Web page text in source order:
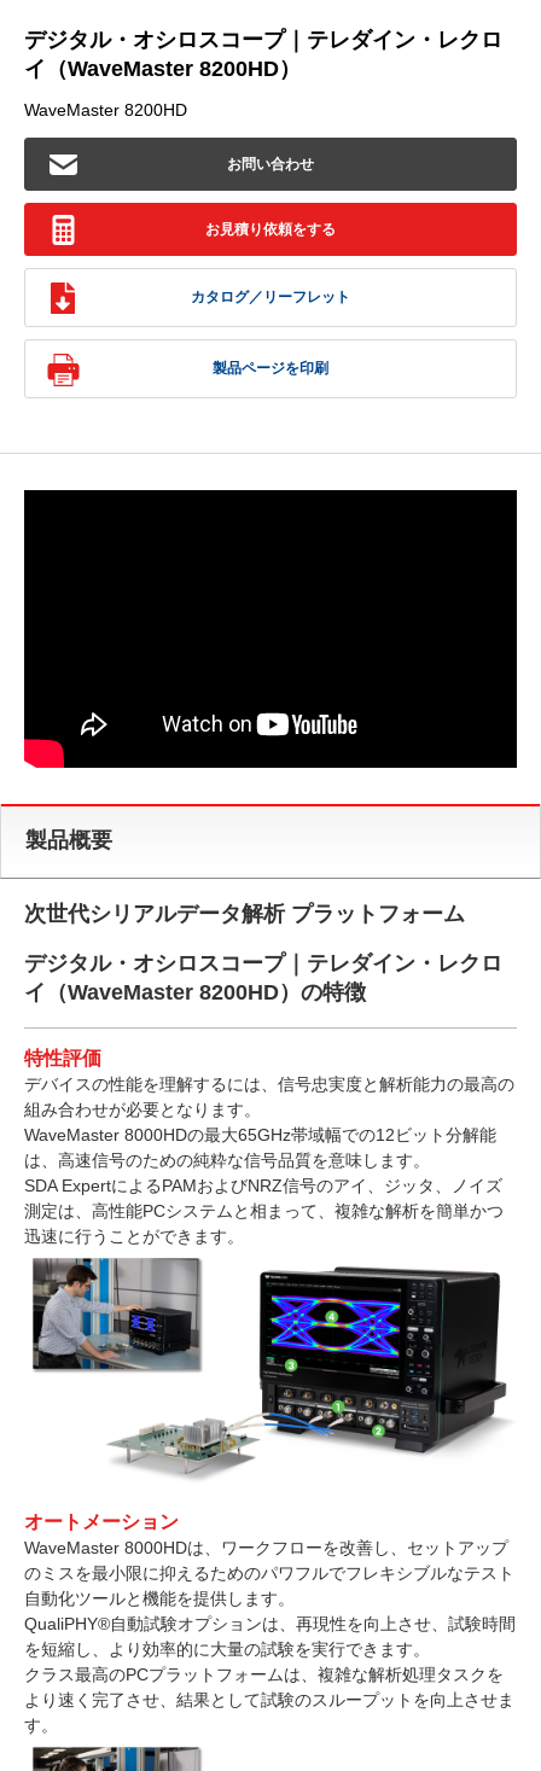
デジタル・オシロスコープ｜テレダイン・レクロ
イ（WaveMaster 8200HD）
WaveMaster 8200HD
お問い合わせ
お見積り依頼をする
カタログ／リーフレット
製品ページを印刷
製品概要
次世代シリアルデータ解析 プラットフォーム
デジタル・オシロスコープ｜テレダイン・レクロ
イ（WaveMaster 8200HD）の特徴
特性評価
デバイスの性能を理解するには、信号忠実度と解析能力の最高の
組み合わせが必要となります。
WaveMaster 8000HDの最大65GHz帯域幅での12ビット分解能
は、高速信号のための純粋な信号品質を意味します。
SDA ExpertによるPAMおよびNRZ信号のアイ、ジッタ、ノイズ
測定は、高性能PCシステムと相まって、複雑な解析を簡単かつ
迅速に行うことができます。
オートメーション
WaveMaster 8000HDは、ワークフローを改善し、セットアップ
のミスを最小限に抑えるためのパワフルでフレキシブルなテスト
自動化ツールと機能を提供します。
QualiPHY®自動試験オプションは、再現性を向上させ、試験時間
を短縮し、より効率的に大量の試験を実行できます。
クラス最高のPCプラットフォームは、複雑な解析処理タスクを
より速く完了させ、結果として試験のスループットを向上させま
す。